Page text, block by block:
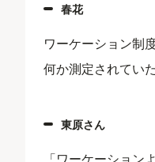
春花
ワーケーション制
何か測定されてい
東原さん